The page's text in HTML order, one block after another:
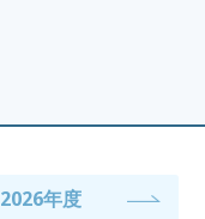
2026年度